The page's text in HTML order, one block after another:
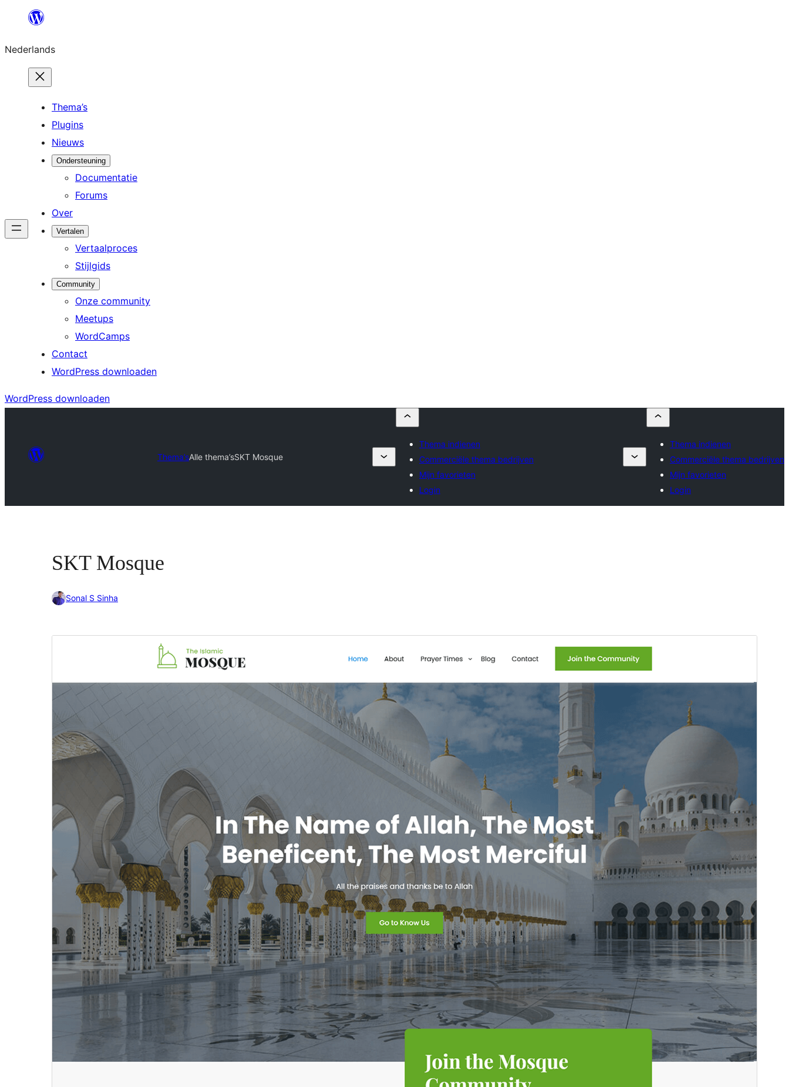
de
inhoud
Nederlands
Thema’s
Plugins
Nieuws
Ondersteuning
Documentatie
Forums
Over
Vertalen
Vertaalproces
Stijlgids
Community
Onze community
Meetups
WordCamps
Contact
WordPress downloaden
WordPress downloaden
Thema’sAlle thema’sSKT Mosque
Thema indienen
Commerciële thema bedrijven
Mijn favorieten
Login
Thema indienen
Commerciële thema bedrijven
Mijn favorieten
Login
SKT Mosque
Sonal S Sinha
Dit thema is gratis, maar biedt extra betaalde
Ondersteuning bekijken
Voorbeeld Download
Laatst geüpdatet
4 maart 2026
Actieve installaties
Wordpress versie
PHP versie